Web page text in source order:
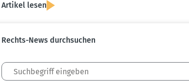
Artikel lesen
Rechts-News durch­suchen